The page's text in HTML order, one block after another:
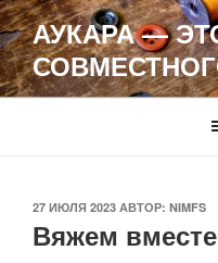
Перейти
к
содержимому
АУКАРА —
ОПУБЛИКОВАНО
27 ИЮЛЯ 2023 АВТОР: NIMFS
Вяжем